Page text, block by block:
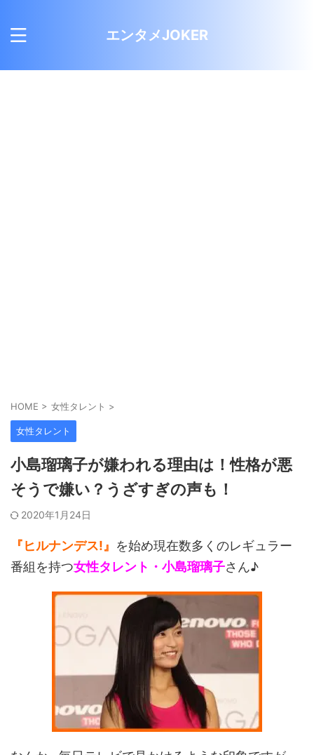
エンタメJOKER
HOME > 女性タレント >
女性タレント
小島瑠璃子が嫌われる理由は！性格が悪
そうで嫌い？うざすぎの声も！
2020年1月24日
『ヒルナンデス!』 を始め現在数多くのレギュラー
番組を持つ女性タレント・小島瑠璃子さん♪